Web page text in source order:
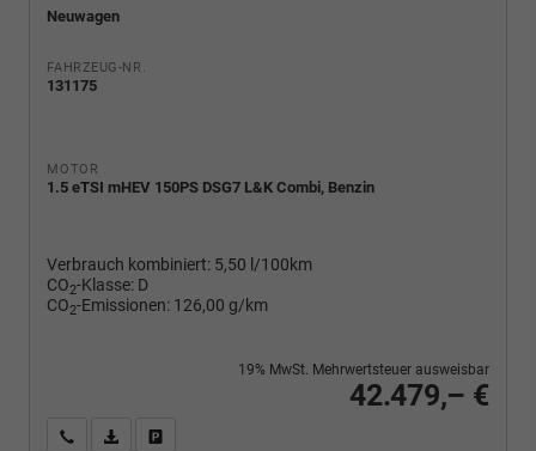
Neuwagen
FAHRZEUG-NR.
131175
MOTOR
1.5 eTSI mHEV 150PS DSG7 L&K Combi, Benzin
Verbrauch kombiniert: 5,50 l/100km
CO2-Klasse: D
CO2-Emissionen: 126,00 g/km
42.479,– €
19% MwSt. Mehrwertsteuer ausweisbar
Wir rufen Sie anPDF-Fahrzeugexposé drucken